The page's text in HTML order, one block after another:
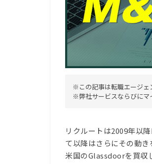
※この記事は転職エージェ
※弊社サービスならびにマ
リクルートは2009年以
て以降はさらにその動き
米国のGlassdoorを買収